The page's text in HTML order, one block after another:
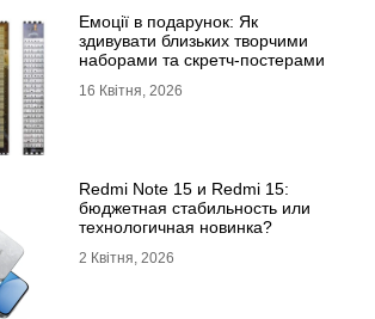
Емоції в подарунок: Як
здивувати близьких творчими
наборами та скретч-постерами
16 Квітня, 2026
Redmi Note 15 и Redmi 15:
бюджетная стабильность или
технологичная новинка?
2 Квітня, 2026